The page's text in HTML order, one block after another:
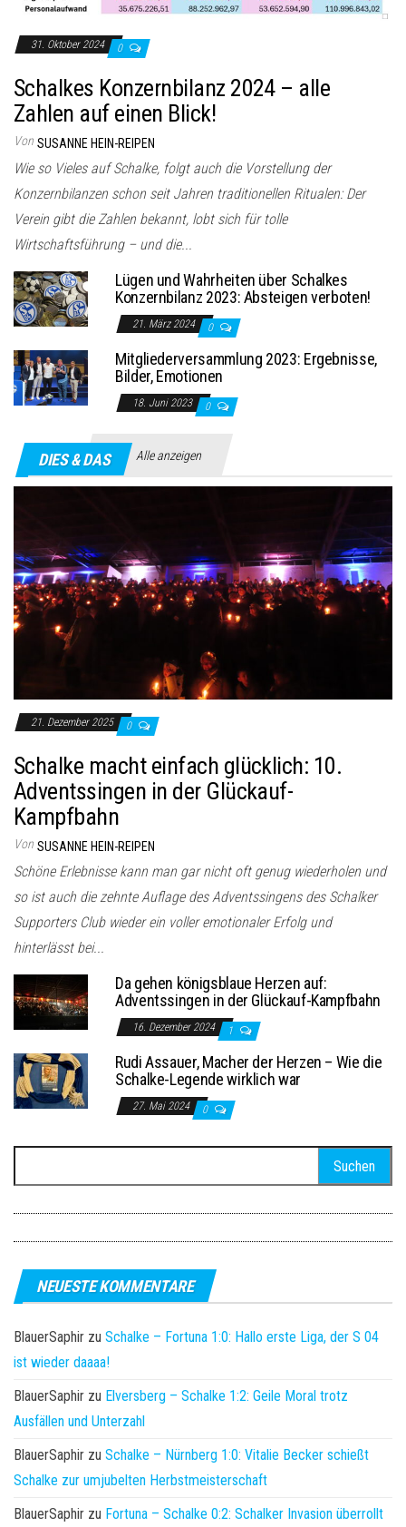
31. Oktober 2024 0
Schalkes Konzernbilanz 2024 – alle
Zahlen auf einen Blick!
Von SUSANNE HEIN-REIPEN
Wie so Vieles auf Schalke, folgt auch die Vorstellung der
Konzernbilanzen schon seit Jahren traditionellen Ritualen: Der
Verein gibt die Zahlen bekannt, lobt sich für tolle
Wirtschaftsführung – und die...
Lügen und Wahrheiten über Schalkes
Konzernbilanz 2023: Absteigen verboten!
21. März 2024 0
Mitgliederversammlung 2023: Ergebnisse,
Bilder, Emotionen
18. Juni 2023 0
DIES & DAS Alle anzeigen
21. Dezember 2025 0
Schalke macht einfach glücklich: 10.
Adventssingen in der Glückauf-
Kampfbahn
Von SUSANNE HEIN-REIPEN
Schöne Erlebnisse kann man gar nicht oft genug wiederholen und
so ist auch die zehnte Auflage des Adventssingens des Schalker
Supporters Club wieder ein voller emotionaler Erfolg und
hinterlässt bei...
Da gehen königsblaue Herzen auf:
Adventssingen in der Glückauf-Kampfbahn
16. Dezember 2024 1
Rudi Assauer, Macher der Herzen – Wie die
Schalke-Legende wirklich war
27. Mai 2024 0
nach:
NEUESTE KOMMENTARE
BlauerSaphir zu Schalke – Fortuna 1:0: Hallo erste Liga, der S 04
ist wieder daaaa!
BlauerSaphir zu Elversberg – Schalke 1:2: Geile Moral trotz
Ausfällen und Unterzahl
BlauerSaphir zu Schalke – Nürnberg 1:0: Vitalie Becker schießt
Schalke zur umjubelten Herbstmeisterschaft
BlauerSaphir zu Fortuna – Schalke 0:2: Schalker Invasion überrollt